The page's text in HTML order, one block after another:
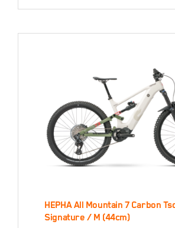
war:
HEPHA All
HEPHA All Mountain 7 Carbon
Signature / M (44cm)